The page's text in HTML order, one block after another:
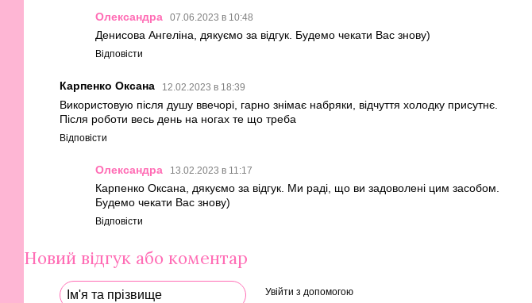
Олександра 07.06.2023 в 10:48
Денисова Ангеліна, дякуємо за відгук. Будемо чекати Вас знову)
Відповісти
Карпенко Оксана 12.02.2023 в 18:39
Використовую після душу ввечорі, гарно знімає набряки, відчуття холодку присутнє.
Після роботи весь день на ногах те що треба
Відповісти
Олександра 13.02.2023 в 11:17
Карпенко Оксана, дякуємо за відгук. Ми раді, що ви задоволені цим засобом.
Будемо чекати Вас знову)
Відповісти
Новий відгук або коментар
Увійти з допомогою